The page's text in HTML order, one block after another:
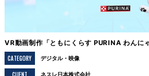
VR動画制作「ともにくらす PURINA わんに
CATEGORY
デジタル 映像
ネスレ日本株式会社